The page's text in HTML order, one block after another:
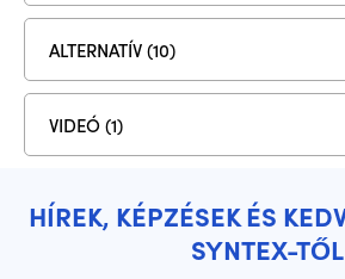
ALTERNATÍV (10)
VIDEÓ (1)
HÍREK, KÉPZÉSEK ÉS
SYNTEX-TŐL